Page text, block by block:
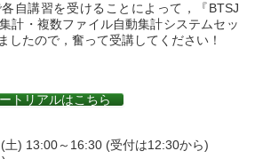
自講習を受けることによって，『BTSJ
計・複数ファイル自動集計システムセッ
したので，奮って受講してください！
トリアルはこちら
土) 13:00～16:30 (受付は12:30から)